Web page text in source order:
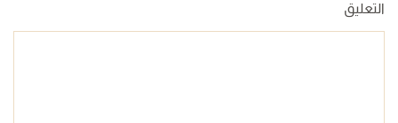
التعليق